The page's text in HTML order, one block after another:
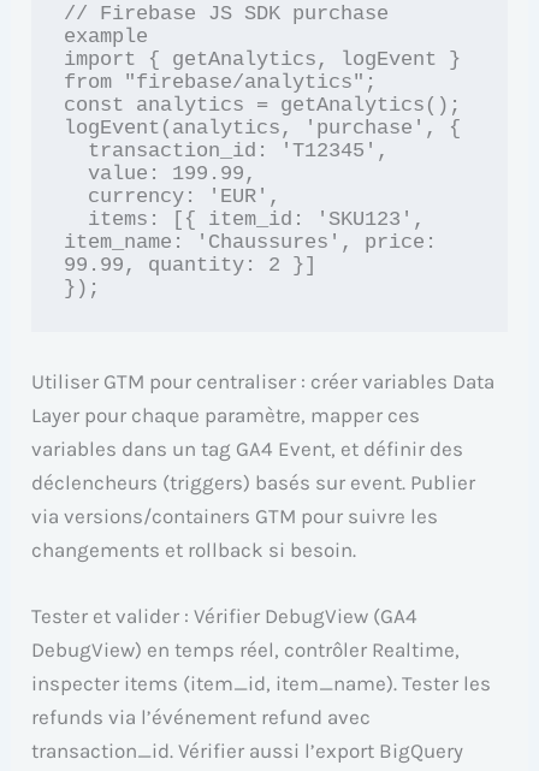
// Firebase JS SDK purchase
example
import { getAnalytics, logEvent }
from "firebase/analytics";
const analytics = getAnalytics();
logEvent(analytics, 'purchase', {
  value: 199.99,
item_name: 'Chaussures', price:
99.99, quantity: 2 }]
Utiliser GTM pour centraliser : créer variables Data
Layer pour chaque paramètre, mapper ces
variables dans un tag GA4 Event, et définir des
déclencheurs (triggers) basés sur event. Publier
via versions/containers GTM pour suivre les
changements et rollback si besoin.
Tester et valider : Vérifier DebugView (GA4
DebugView) en temps réel, contrôler Realtime,
inspecter items (item_id, item_name). Tester les
refunds via l’événement refund avec
transaction_id. Vérifier aussi l’export BigQuery